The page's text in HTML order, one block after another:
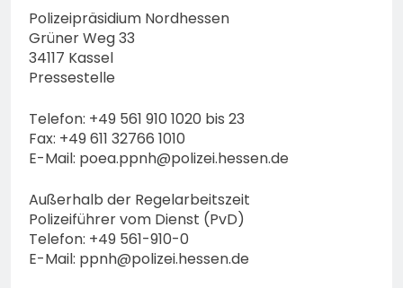
Polizeipräsidium Nordhessen
Grüner Weg 33
34117 Kassel
Pressestelle
Telefon: +49 561 910 1020 bis 23
Fax: +49 611 32766 1010
E-Mail: poea.ppnh@polizei.hessen.de
Außerhalb der Regelarbeitszeit
Polizeiführer vom Dienst (PvD)
Telefon: +49 561-910-0
E-Mail: ppnh@polizei.hessen.de